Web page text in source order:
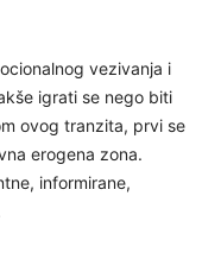
vezivanja i
igrati se nego biti
ovog tranzita, prvi se
erogena zona.
informirane,